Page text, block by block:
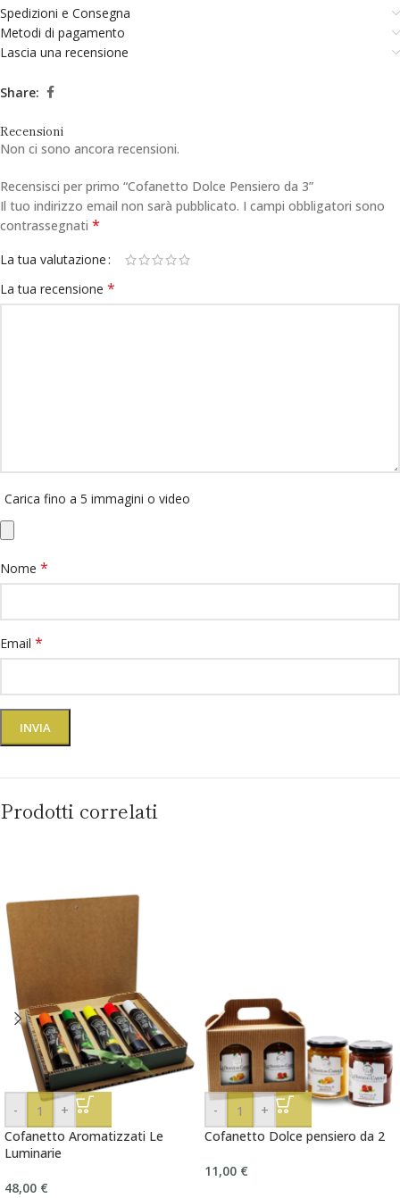
Spedizioni e Consegna
Metodi di pagamento
Lascia una recensione
Share:
Recensioni
Non ci sono ancora recensioni.
Recensisci per primo “Cofanetto Dolce Pensiero da 3”
Il tuo indirizzo email non sarà pubblicato. I campi obbligatori sono
contrassegnati *
La tua valutazione
La tua recensione *
Carica fino a 5 immagini o video
Nome *
Email *
Prodotti correlati
-
+
Cofanetto Aromatizzati Le
Luminarie
48,00 €
-
+
Cofanetto Dolce pensiero da 2
11,00 €